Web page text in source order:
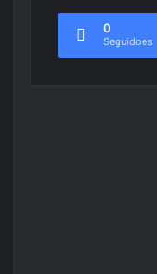
0
Seguidoes